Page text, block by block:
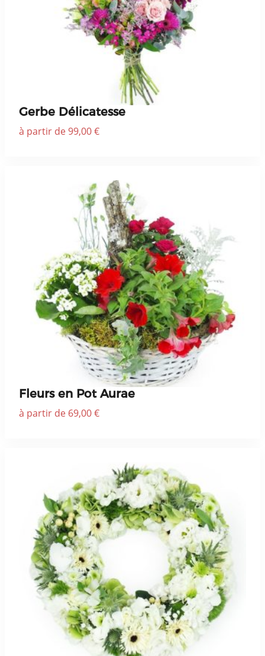
Gerbe Délicatesse
à partir de 99,00 €
Fleurs en Pot Aurae
à partir de 69,00 €